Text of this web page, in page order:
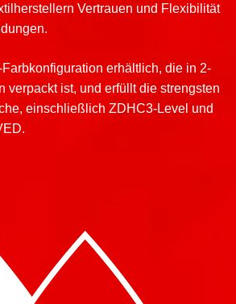
Vertrauen und Flexibilität
erhältlich, die in 2-
verpackt ist, und erfüllt die strengsten
einschließlich ZDHC3-Level und